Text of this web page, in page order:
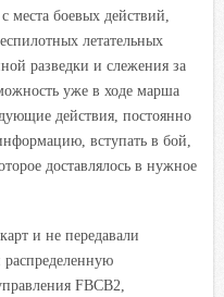
места боевых действий,
летательных
разведки и слежения за
уже в ходе марша
действия, постоянно
вступать в бой,
доставлялось в нужное
и не передавали
распределенную
FBCB2,